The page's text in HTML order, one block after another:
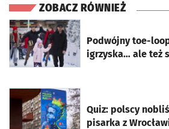
ZOBACZ RÓWNIEŻ
Podwójny toe-
igrzyska… ale też
otworzy się w nowej karcie
Quiz: polscy
pisarka z
otworzy się w nowej karcie